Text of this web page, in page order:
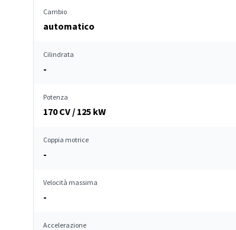
Cambio
automatico
Cilindrata
-
Potenza
170 CV / 125 kW
Coppia motrice
-
Velocità massima
-
Accelerazione